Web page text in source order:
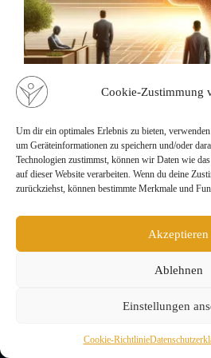
Cookie-Zustimmung
Um dir ein optimales Erlebnis zu bieten,
um Geräteinformationen zu speichern und/oder
Technologien zustimmst, können wir Daten wie
auf dieser Website verarbeiten. Wenn du deine
zurückziehst, können bestimmte Merkmale und
Akzeptieren
Ablehnen
Einstellungen
Cookie-Richtlinie
Ethik der KI in der Führung:
Ein praxisnaher Leitfaden zur
Systeme in Unternehmen. Erfahren
Umsetzung ethischer KI-Prinzipien.
14. Mai 2024